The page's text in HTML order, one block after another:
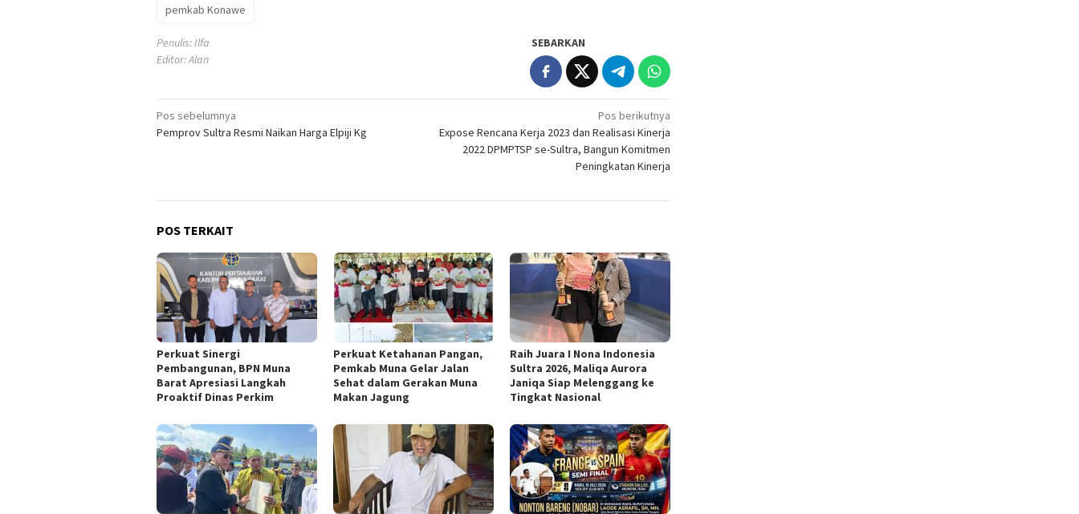
pemkab Konawe
Penulis: Ilfa
Editor: Alan
SEBARKAN
Navigasi
pos
Pos sebelumnya
Pemprov Sultra Resmi Naikan Harga Elpiji Kg
Pos berikutnya
Expose Rencana Kerja 2023 dan Realisasi Kinerja
2022 DPMPTSP se-Sultra, Bangun Komitmen
Peningkatan Kinerja
POS TERKAIT
Perkuat Sinergi
Pembangunan, BPN Muna
Barat Apresiasi Langkah
Proaktif Dinas Perkim
Perkuat Ketahanan Pangan,
Pemkab Muna Gelar Jalan
Sehat dalam Gerakan Muna
Makan Jagung
Raih Juara I Nona Indonesia
Sultra 2026, Maliqa Aurora
Janiqa Siap Melenggang ke
Tingkat Nasional